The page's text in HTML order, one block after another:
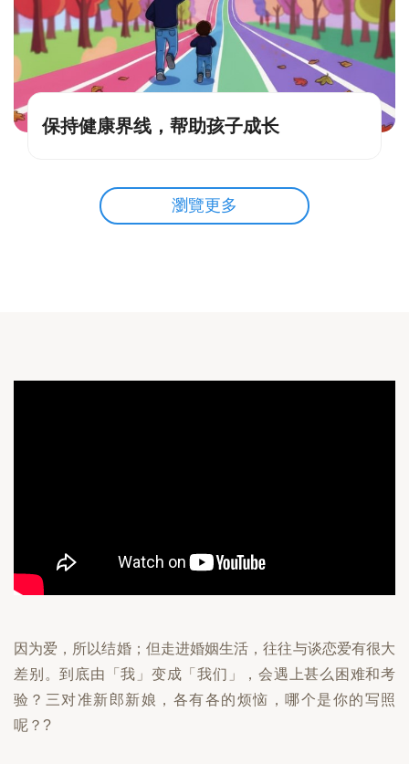
保持健康界线，帮助孩子成长
瀏覽更多
因为爱，所以结婚；但走进婚姻生活，往往与谈恋爱有很大
差别。到底由「我」变成「我们」，会遇上甚么困难和考
验？三对准新郎新娘，各有各的烦恼，哪个是你的写照
呢？?